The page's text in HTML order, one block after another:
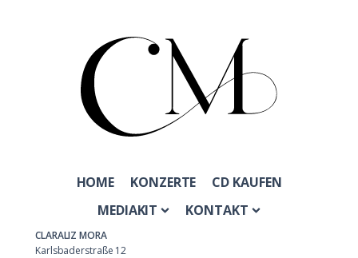
HOME KONZERTE
CD KAUFEN
MEDIAKIT
KONTAKT
CLARALIZ MORA
Karlsbaderstraße 12